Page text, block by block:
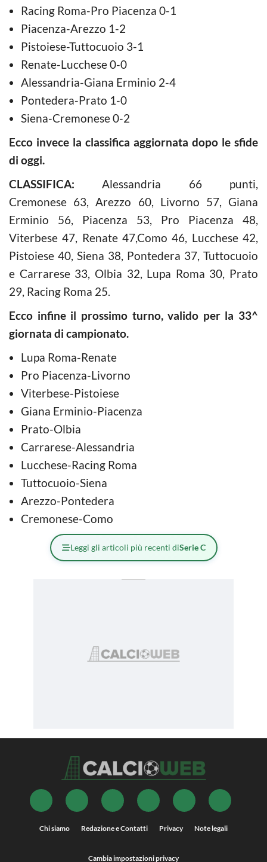
Racing Roma-Pro Piacenza 0-1
Piacenza-Arezzo 1-2
Pistoiese-Tuttocuoio 3-1
Renate-Lucchese 0-0
Alessandria-Giana Erminio 2-4
Pontedera-Prato 1-0
Siena-Cremonese 0-2
Ecco invece la classifica aggiornata dopo le sfide
di oggi.
CLASSIFICA: Alessandria 66 punti,
Cremonese 63, Arezzo 60, Livorno 57, Giana
Erminio 56, Piacenza 53, Pro Piacenza 48,
Viterbese 47, Renate 47,Como 46, Lucchese 42,
Pistoiese 40, Siena 38, Pontedera 37, Tuttocuoio
e Carrarese 33, Olbia 32, Lupa Roma 30, Prato
29, Racing Roma 25.
Ecco infine il prossimo turno, valido per la 33^
giornata di campionato.
Lupa Roma-Renate
Pro Piacenza-Livorno
Viterbese-Pistoiese
Giana Erminio-Piacenza
Prato-Olbia
Carrarese-Alessandria
Lucchese-Racing Roma
Tuttocuoio-Siena
Arezzo-Pontedera
Cremonese-Como
Leggi gli articoli più recenti diSerie C
Chi siamo Redazione e Contatti Privacy Note legali
Cambia impostazioni privacy